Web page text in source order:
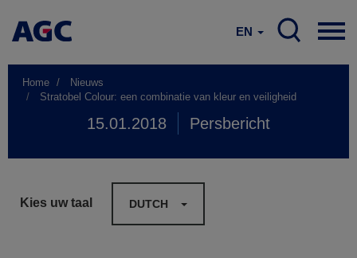
EN
Home
Nieuws
Stratobel Colour: een combinatie van kleur en veiligheid
15.01.2018 Persbericht
Kies uw taal DUTCH